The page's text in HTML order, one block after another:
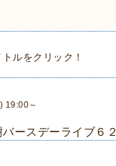
ルをクリック！
19:00～
ースデーライブ６２